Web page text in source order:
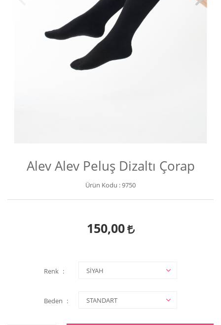
Alev Alev Peluş Dizaltı Çorap
Ürün Kodu :9750
150,00
Renk
Beden